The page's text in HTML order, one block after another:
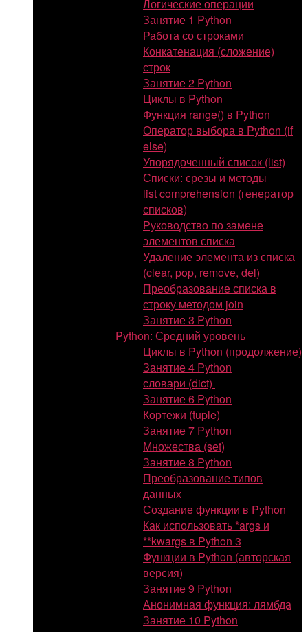
Логические операции
Занятие 1 Python
Работа со строками
Конкатенация (сложение)
строк
Занятие 2 Python
Циклы в Python
Функция range() в Python
Оператор выбора в Python (if
else)
Упорядоченный список (list)
Списки: срезы и методы
list comprehension (генератор
списков)
Руководство по замене
элементов списка
Удаление элемента из списка
(clear, pop, remove, del)
Преобразование списка в
строку методом join
Занятие 3 Python
Python: Средний уровень
Циклы в Python (продолжение)
Занятие 4 Python
словари (dict)
Занятие 6 Python
Кортежи (tuple)
Занятие 7 Python
Множества (set)
Занятие 8 Python
Преобразование типов
данных
Создание функции в Python
Как использовать *args и
**kwargs в Python 3
Функции в Python (авторская
версия)
Занятие 9 Python
Анонимная функция: лямбда
Занятие 10 Python